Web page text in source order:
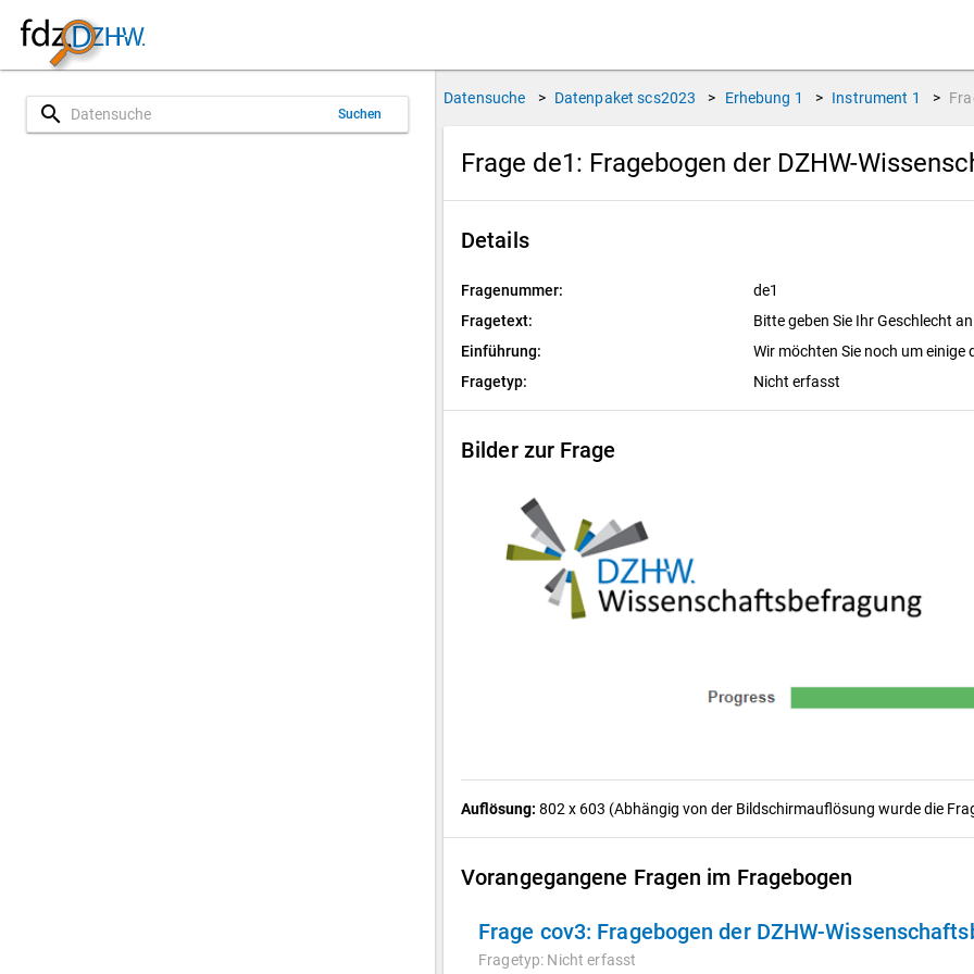
search Suchen
Datensuche > Datenpaket scs2023 > Erhebung 1 > Instrument 1 >
Frage de1: Fragebogen der DZHW-
Details
Fragenummer:
de1
Fragetext:
Bitte geben Sie Ihr Geschlecht
Einführung:
Wir möchten Sie noch um
Fragetyp:
Nicht erfasst
Bilder zur Frage
Auflösung: 802 x 603 (Abhängig von der Bildschirmauflösung wurde die
Vorangegangene Fragen im Fragebogen
Frage cov3: Fragebogen der DZHW-
Fragetyp: Nicht erfasst